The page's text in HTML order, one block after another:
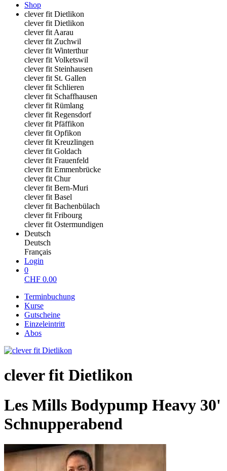
Shop
clever fit Dietlikon
clever fit Dietlikon
clever fit Aarau
clever fit Zuchwil
clever fit Winterthur
clever fit Volketswil
clever fit Steinhausen
clever fit St. Gallen
clever fit Schlieren
clever fit Schaffhausen
clever fit Rümlang
clever fit Regensdorf
clever fit Pfäffikon
clever fit Opfikon
clever fit Kreuzlingen
clever fit Goldach
clever fit Frauenfeld
clever fit Emmenbrücke
clever fit Chur
clever fit Bern-Muri
clever fit Basel
clever fit Bachenbülach
clever fit Fribourg
clever fit Ostermundigen
Deutsch
Deutsch
Français
Login
0
CHF 0.00
Terminbuchung
Kurse
Gutscheine
Einzeleintritt
Abos
clever fit Dietlikon
Les Mills Bodypump Heavy 30'
Schnupperabend